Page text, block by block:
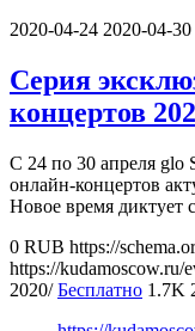
2020-04-24 2020-04-30
Серия
концертов
С 24 по 30 апреля glo
онлайн-концертов
Новое время диктует
0 RUB https://
https://kudamoscow.ru/
2020/ Бесплатно 1.7K